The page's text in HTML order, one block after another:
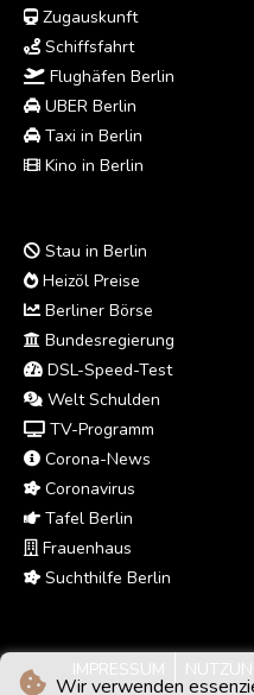
Wir verwenden
Zugauskunft
Schiffsfahrt
Flughäfen Berlin
UBER Berlin
Taxi in Berlin
Kino in Berlin
Stau in Berlin
Heizöl Preise
Berliner Börse
Bundesregierung
DSL-Speed-Test
Welt Schulden
TV-Programm
Corona-News
Coronavirus
Tafel Berlin
Frauenhaus
Suchthilfe Berlin
IMPRESSUM